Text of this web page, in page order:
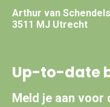
Arthur van
3511 MJ Utrecht
Up-to-date
Meld je aan voor